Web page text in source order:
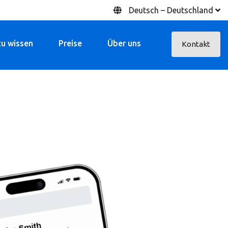
Deutsch – Deutschland
wissen Preise Über uns Kontakt